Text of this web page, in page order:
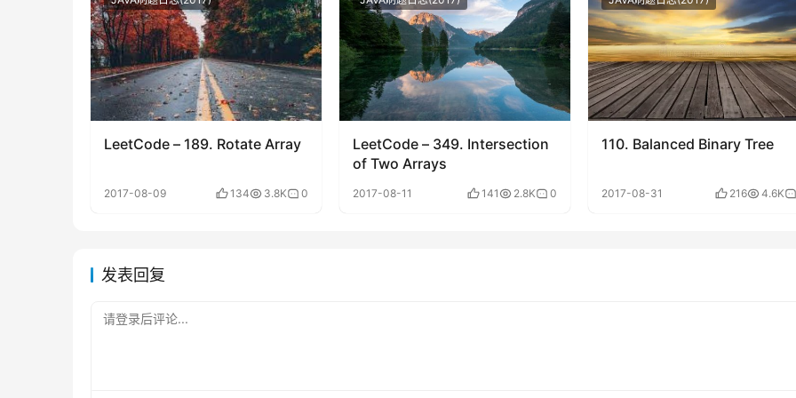
LeetCode – 189. Rotate Array
2017-08-09 134 3.8K 0
LeetCode – 349. Intersection
of Two Arrays
2017-08-11 141 2.8K 0
110. Balanced Binary Tree
2017-08-31 216 4.6K
发表回复
请登录后评论...